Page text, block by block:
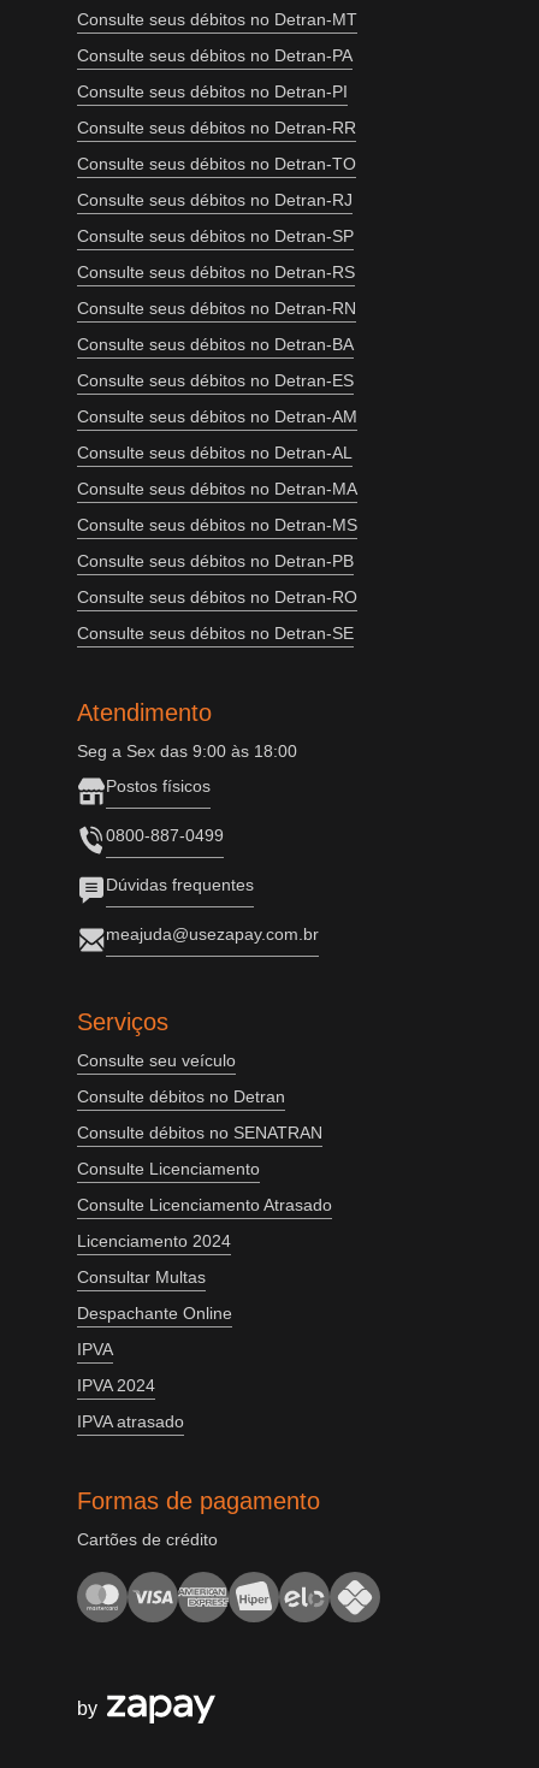
Consulte seus débitos no Detran-MT
Consulte seus débitos no Detran-PA
Consulte seus débitos no Detran-PI
Consulte seus débitos no Detran-RR
Consulte seus débitos no Detran-TO
Consulte seus débitos no Detran-RJ
Consulte seus débitos no Detran-SP
Consulte seus débitos no Detran-RS
Consulte seus débitos no Detran-RN
Consulte seus débitos no Detran-BA
Consulte seus débitos no Detran-ES
Consulte seus débitos no Detran-AM
Consulte seus débitos no Detran-AL
Consulte seus débitos no Detran-MA
Consulte seus débitos no Detran-MS
Consulte seus débitos no Detran-PB
Consulte seus débitos no Detran-RO
Consulte seus débitos no Detran-SE
Atendimento
Seg a Sex das 9:00 às 18:00
Postos físicos
0800-887-0499
Dúvidas frequentes
meajuda@usezapay.com.br
Serviços
Consulte seu veículo
Consulte débitos no Detran
Consulte débitos no SENATRAN
Consulte Licenciamento
Consulte Licenciamento Atrasado
Licenciamento 2024
Consultar Multas
Despachante Online
IPVA
IPVA 2024
IPVA atrasado
Formas de pagamento
Cartões de crédito
by